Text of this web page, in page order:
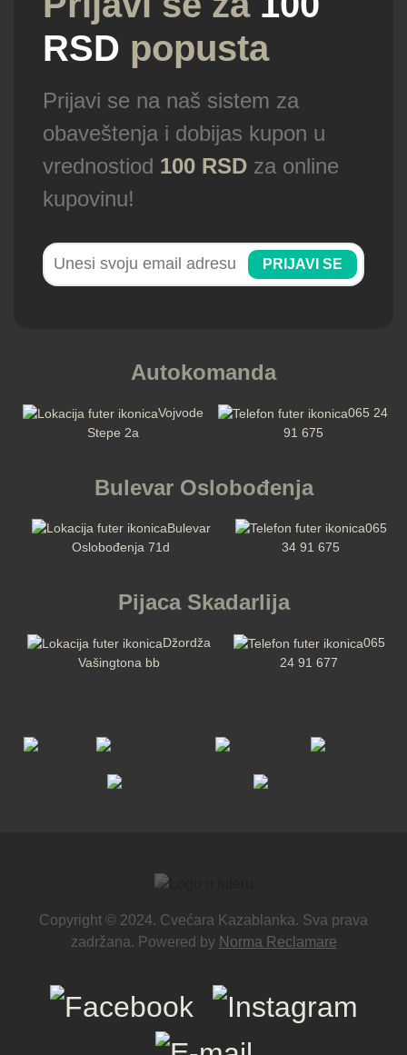
RSD popusta
Prijavi se na naš sistem za
obaveštenja i dobijas kupon u
vrednostiod 100 RSD za online
kupovinu!
PRIJAVI SE
Autokomanda
Vojvode
Stepe 2a
065 24
91 675
Bulevar Oslobođenja
Bulevar
Oslobođenja 71d
065
34 91 675
Pijaca Skadarlija
Džordža
Vašingtona bb
065
24 91 677
Copyright © 2024. Cvećara Kazablanka. Sva prava
zadržana. Powered by Norma Reclamare